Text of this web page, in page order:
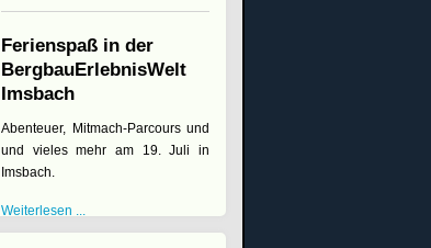
Ferienspaß in der
BergbauErlebnisWelt
Imsbach
Abenteuer, Mitmach-Parcours und
und vieles mehr am 19. Juli in
Imsbach.
Weiterlesen ...